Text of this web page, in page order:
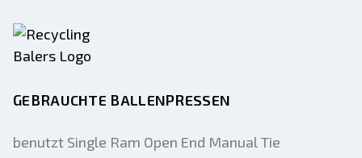
GEBRAUCHTE BALLENPRESSEN
benutzt Single Ram Open End Manual Tie